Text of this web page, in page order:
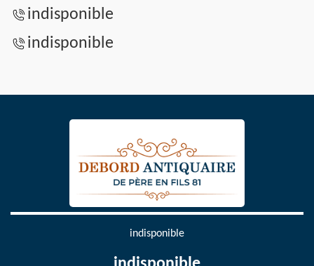
indisponible
indisponible
indisponible